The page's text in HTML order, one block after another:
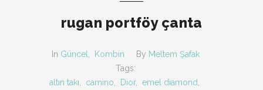
rugan portföy çanta
In Güncel Kombin By Meltem Şafak
Tags:
altın takı
camino Dior, emel diamond